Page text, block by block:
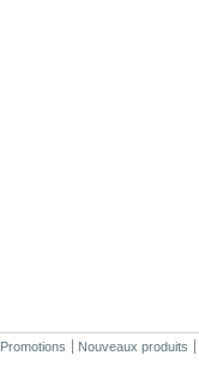
Promotions Nouveaux produits